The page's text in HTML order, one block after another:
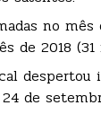
no
de 2018
despertou
24 de